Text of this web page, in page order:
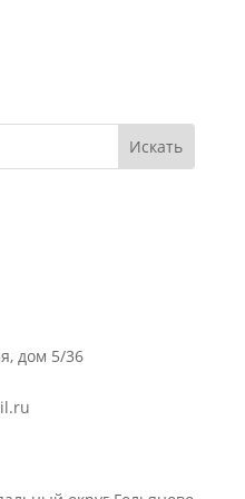
дом 5/36